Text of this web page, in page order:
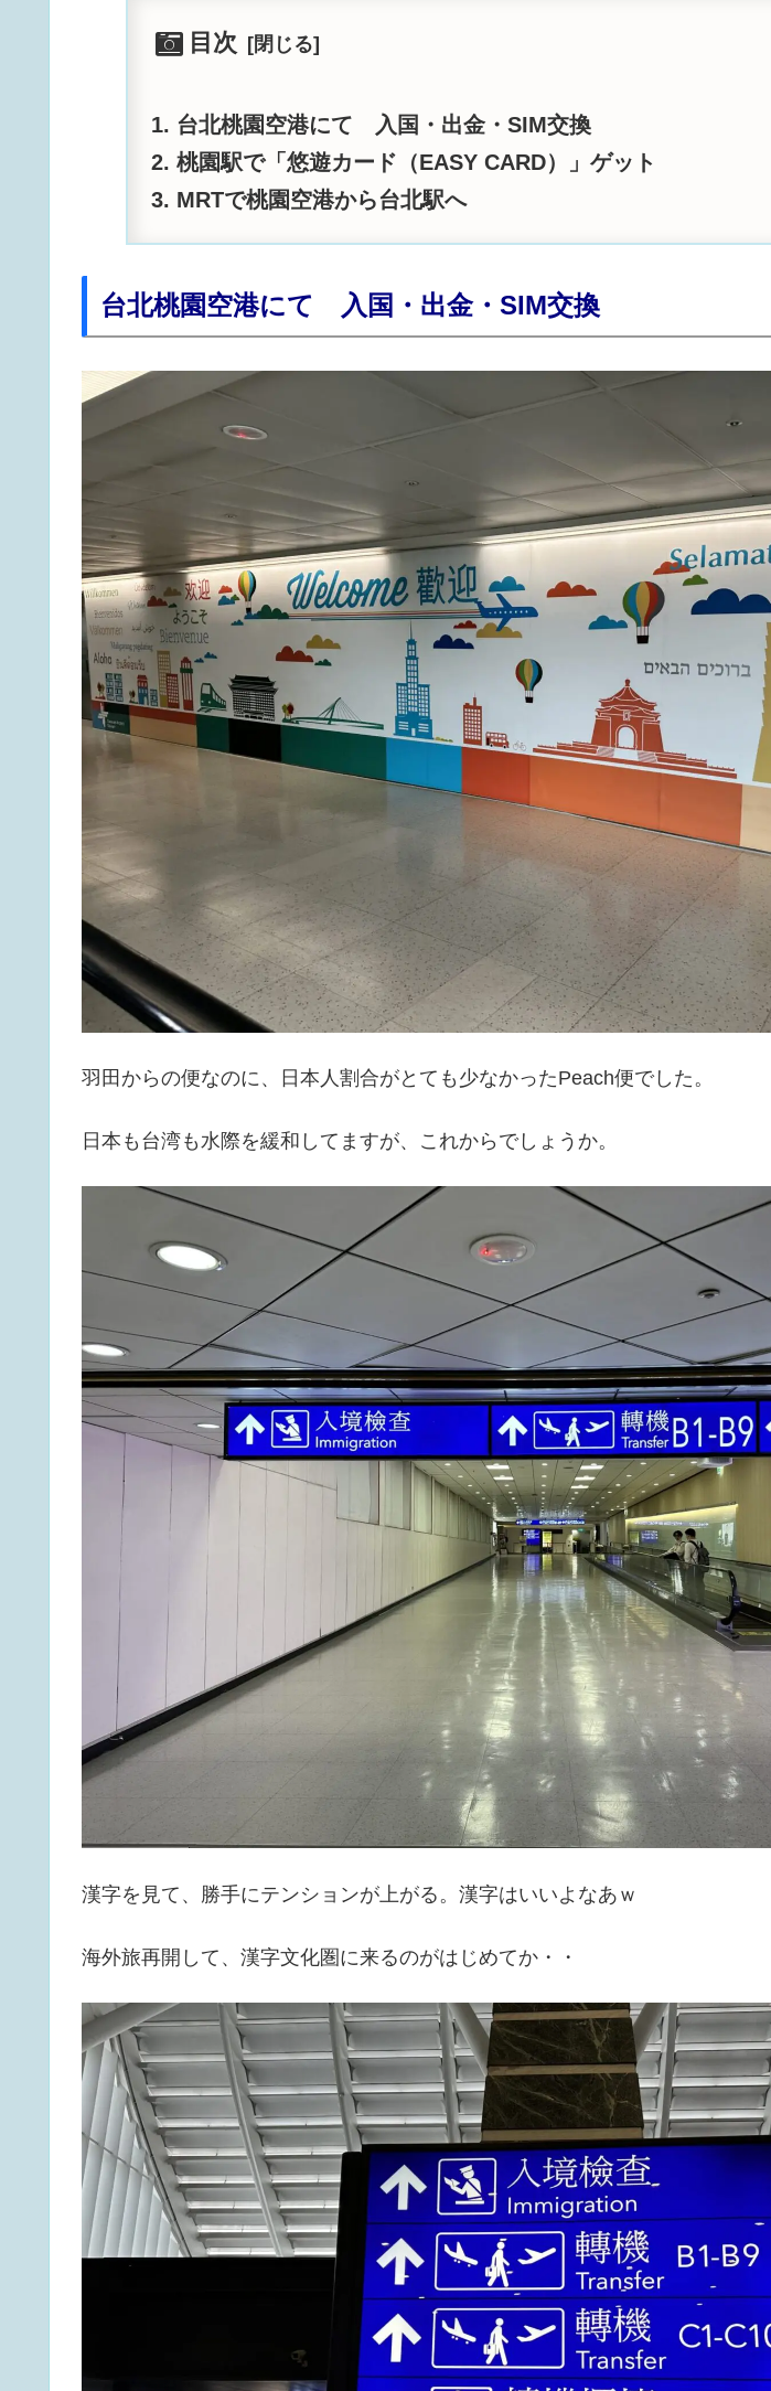
目次
台北桃園空港にて 入国・出金・SIM交換
桃園駅で「悠遊カード（EASY CARD）」ゲット
MRTで桃園空港から台北駅へ
台北桃園空港にて 入国・出金・SIM交換
羽田からの便なのに、日本人割合がとても少なかったPeach便でした。
日本も台湾も水際を緩和してますが、これからでしょうか。
漢字を見て、勝手にテンションが上がる。漢字はいいよなあｗ
海外旅再開して、漢字文化圏に来るのがはじめてか・・